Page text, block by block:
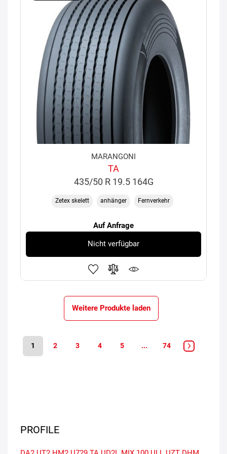
MARANGONI
TA
435/50 R 19.5 164G
Zetex skelett anhänger Fernverkehr
Auf Anfrage
Nicht verfügbar
Weitere Produkte laden
1 2 3 4 5 ... 74
PROFILE